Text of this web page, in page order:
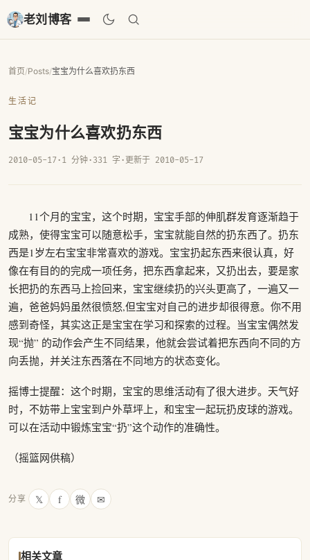
老刘博客
首页/Posts/宝宝为什么喜欢扔东西
生活记
宝宝为什么喜欢扔东西
2010-05-17· 1 分钟· 331 字 · 更新于 2010-05-17
11个月的宝宝，这个时期，宝宝手部的伸肌群发育逐渐趋于
成熟，使得宝宝可以随意松手，宝宝就能自然的扔东西了。扔东
西是1岁左右宝宝非常喜欢的游戏。宝宝扔起东西来很认真，好
像在有目的的完成一项任务，把东西拿起来，又扔出去，要是家
长把扔的东西马上捡回来，宝宝继续扔的兴头更高了，一遍又一
遍，爸爸妈妈虽然很愤怒,但宝宝对自己的进步却很得意。你不用
感到奇怪，其实这正是宝宝在学习和探索的过程。当宝宝偶然发
现“抛” 的动作会产生不同结果，他就会尝试着把东西向不同的方
向丢抛，并关注东西落在不同地方的状态变化。
摇博士提醒：这个时期，宝宝的思维活动有了很大进步。天气好
时，不妨带上宝宝到户外草坪上，和宝宝一起玩扔皮球的游戏。
可以在活动中锻炼宝宝“扔”这个动作的准确性。
（摇篮网供稿）
分享 𝕏 f 微 ✉
相关文章